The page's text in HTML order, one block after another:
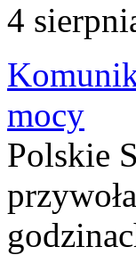
4
mocy
Polskie